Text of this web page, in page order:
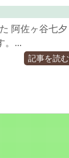
阿佐ヶ谷七夕
。...
記事を読む